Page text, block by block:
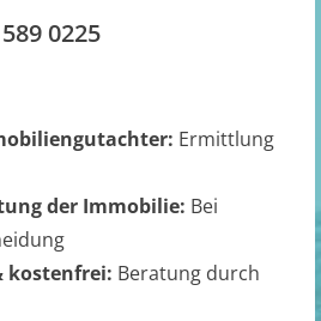
0225
Ermittlung
der Immobilie: Bei
kostenfrei: Beratung durch